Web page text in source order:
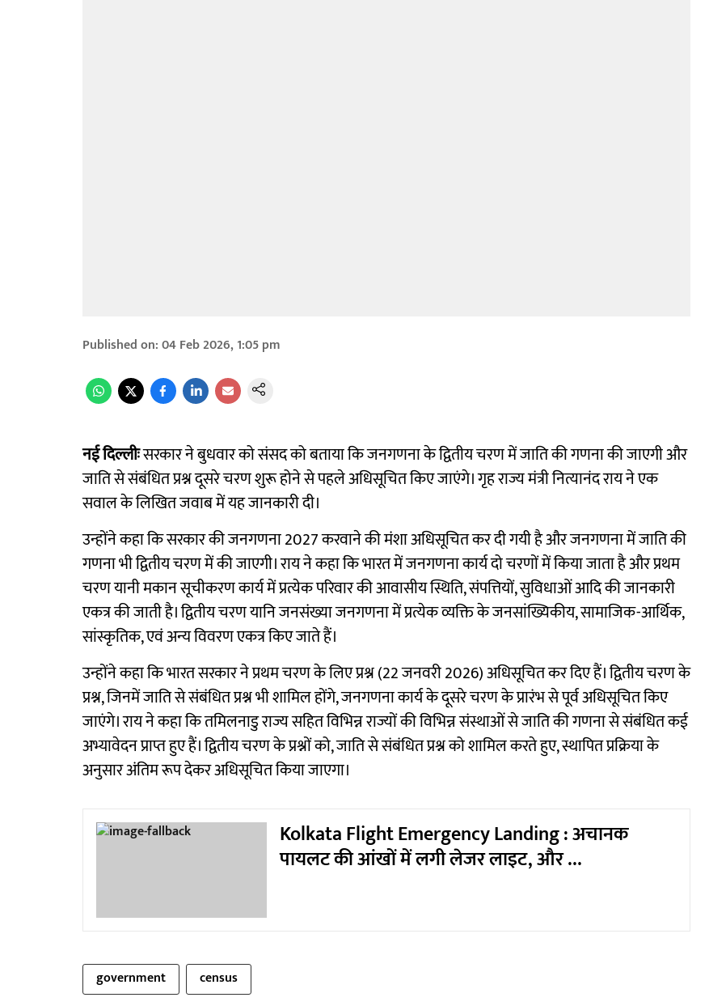
Published on:04 Feb 2026, 1:05 pm
नई दिल्लीःसरकार ने बुधवार को संसद को बताया कि जनगणना के द्वितीय चरण में जाति की गणना की जाएगी और
जाति से संबंधित प्रश्न दूसरे चरण शुरू होने से पहले अधिसूचित किए जाएंगे। गृह राज्य मंत्री नित्यानंद राय ने एक
सवाल के लिखित जवाब में यह जानकारी दी।
उन्होंने कहा कि सरकार की जनगणना 2027 करवाने की मंशा अधिसूचित कर दी गयी है और जनगणना में जाति की
गणना भी द्वितीय चरण में की जाएगी। राय ने कहा कि भारत में जनगणना कार्य दो चरणों में किया जाता है और प्रथम
चरण यानी मकान सूचीकरण कार्य में प्रत्येक परिवार की आवासीय स्थिति, संपत्तियों, सुविधाओं आदि की जानकारी
एकत्र की जाती है। द्वितीय चरण यानि जनसंख्या जनगणना में प्रत्येक व्यक्ति के जनसांख्यिकीय, सामाजिक-आर्थिक,
सांस्कृतिक, एवं अन्य विवरण एकत्र किए जाते हैं।
उन्होंने कहा कि भारत सरकार ने प्रथम चरण के लिए प्रश्न (22 जनवरी 2026) अधिसूचित कर दिए हैं। द्वितीय चरण के
प्रश्न, जिनमें जाति से संबंधित प्रश्न भी शामिल होंगे, जनगणना कार्य के दूसरे चरण के प्रारंभ से पूर्व अधिसूचित किए
जाएंगे। राय ने कहा कि तमिलनाडु राज्य सहित विभिन्न राज्यों की विभिन्न संस्थाओं से जाति की गणना से संबंधित कई
अभ्यावेदन प्राप्त हुए हैं। द्वितीय चरण के प्रश्नों को, जाति से संबंधित प्रश्न को शामिल करते हुए, स्थापित प्रक्रिया के
अनुसार अंतिम रूप देकर अधिसूचित किया जाएगा।
Kolkata Flight Emergency Landing : अचानक
पायलट की आंखों में लगी लेजर लाइट, और …
government census